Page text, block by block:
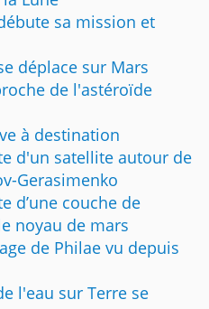
sa mission et
déplace sur Mars
de l'astéroïde
à destination
d'un satellite autour de
Gerasimenko
d’une couche de
noyau de mars
de Philae vu depuis
l'eau sur Terre se